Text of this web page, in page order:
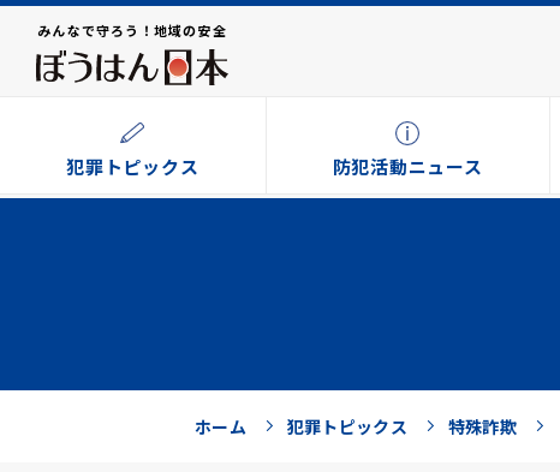
みんなで守ろう！地域の安全
犯罪トピックス 防犯活動ニュース
ホーム 犯罪トピックス 特殊詐欺